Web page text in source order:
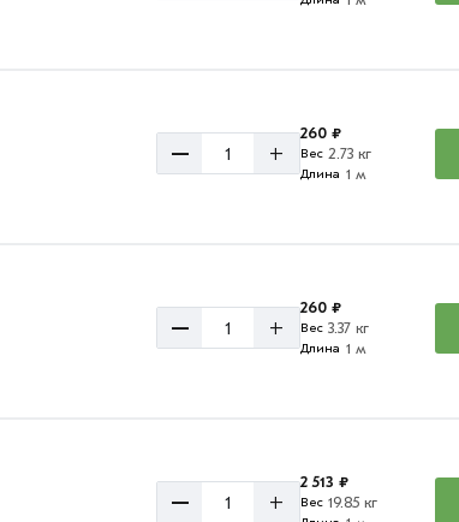
– +
260 ₽
Вес 2.73 кг
Длина 1 м
– +
260 ₽
Вес 3.37 кг
Длина 1 м
– +
2 513 ₽
Вес 19.85 кг